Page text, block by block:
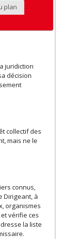
plan
juridiction
décision
collectif des
mais ne le
connus,
Dirigeant, à
organismes
vérifie ces
la liste